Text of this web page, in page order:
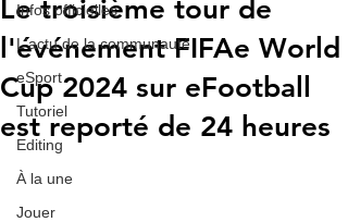
Infos officielles
L'actu de la communauté
eSport
Tutoriel
Editing
À la une
Jouer
Le troisième tour de
l'événement FIFAe World
Cup 2024 sur eFootball
est reporté de 24 heures